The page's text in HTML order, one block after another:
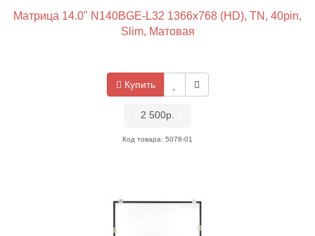
Матрица 14.0" N140BGE-L32 1366x768 (HD), TN, 40pin,
Slim, Матовая
Купить
2 500р.
Код товара: 5078-01